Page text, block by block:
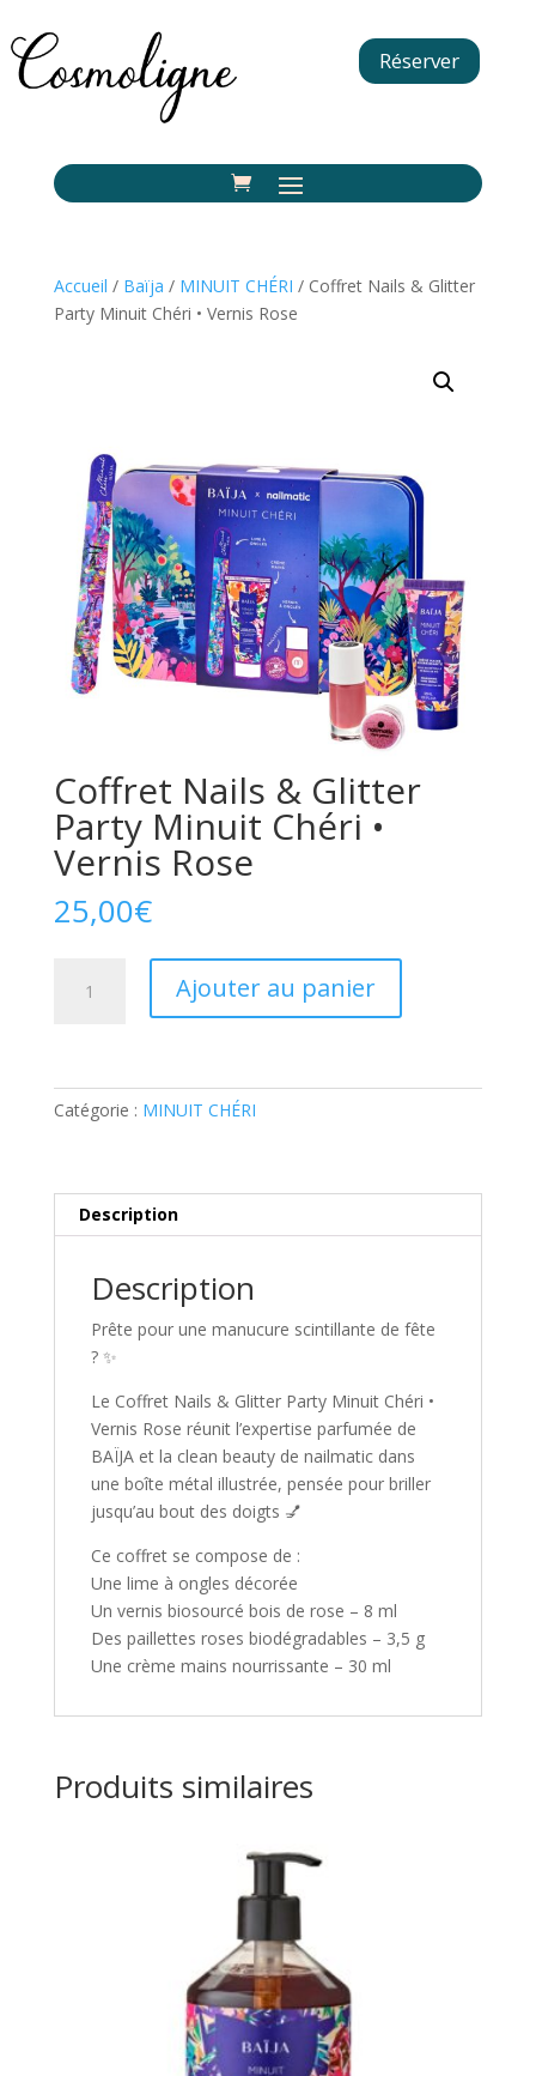
Réserver
Accueil / Baïja / MINUIT CHÉRI / Coffret Nails & Glitter
Party Minuit Chéri • Vernis Rose
Coffret Nails & Glitter
Party Minuit Chéri •
Vernis Rose
25,00€
Glitter
Chéri
Ajouter au panier
Catégorie : MINUIT CHÉRI
Description
Description
Prête pour une manucure scintillante de fête
? ✨
Le Coffret Nails & Glitter Party Minuit Chéri •
Vernis Rose réunit l’expertise parfumée de
BAÏJA et la clean beauty de nailmatic dans
une boîte métal illustrée, pensée pour briller
jusqu’au bout des doigts 💅
Ce coffret se compose de :
Une lime à ongles décorée
Un vernis biosourcé bois de rose – 8 ml
Des paillettes roses biodégradables – 3,5 g
Une crème mains nourrissante – 30 ml
Produits similaires